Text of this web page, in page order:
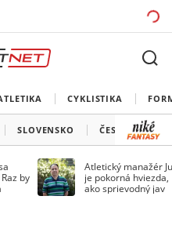
CYKLISTIKA
SLOVENSKO ČESKO
by
Atletický manažér
je pokorná
ako sprievodný jav